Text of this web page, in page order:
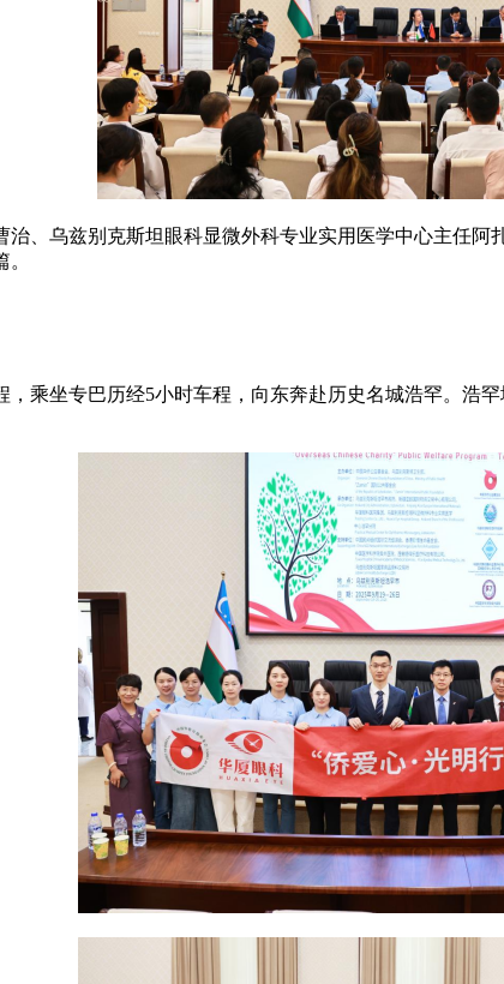
、乌兹别克斯坦眼科显微外科专业实用医学中心主任
乘坐专巴历经5小时车程，向东奔赴历史名城浩罕。浩